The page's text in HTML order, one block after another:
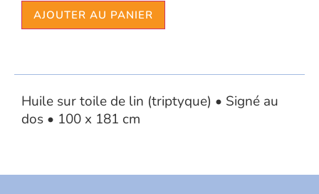
AJOUTER AU PANIER
Huile sur toile de lin (triptyque) • Signé au
dos • 100 x 181 cm